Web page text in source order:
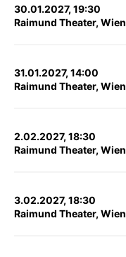
30.01.2027, 19:30
Raimund Theater, Wien
31.01.2027, 14:00
Raimund Theater, Wien
2.02.2027, 18:30
Raimund Theater, Wien
3.02.2027, 18:30
Raimund Theater, Wien